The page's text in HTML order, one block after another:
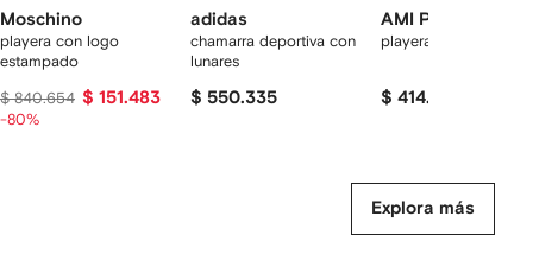
Moschino
playera con logo
estampado
$ 840.654 $ 151.483
-80%
adidas
chamarra deportiva con
lunares
$ 550.335
AMI Paris
playera Ami De
$ 414.720
Explora más